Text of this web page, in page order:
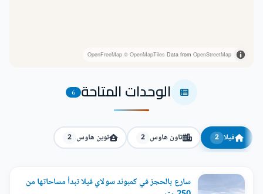
OpenFreeMap © OpenMapTiles Data from OpenStreetMap
الوحدات المتاحة 6
فيلا 2 تاون هاوس 2 توين هاوس 2
سارع بالحجز في كمبوند سولاي فيلا تبدأ مساحاتها من